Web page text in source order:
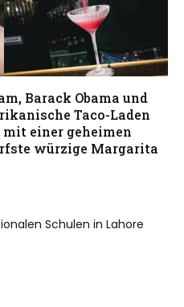
Barack Obama und
Taco-Laden
einer geheimen
würzige Margarita